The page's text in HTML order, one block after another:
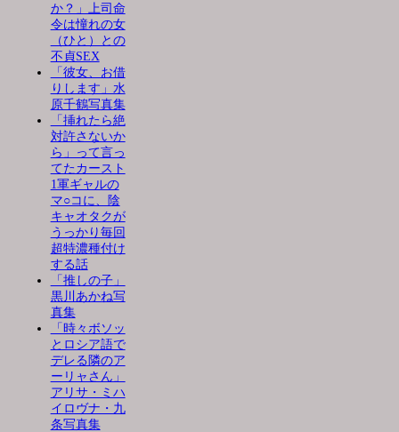
か？」上司命
令は憧れの女
（ひと）との
不貞SEX
「彼女、お借
りします」水
原千鶴写真集
「挿れたら絶
対許さないか
ら」って言っ
てたカースト
1軍ギャルの
マ○コに、陰
キャオタクが
うっかり毎回
超特濃種付け
する話
「推しの子」
黒川あかね写
真集
「時々ボソッ
とロシア語で
デレる隣のア
ーリャさん」
アリサ・ミハ
イロヴナ・九
条写真集